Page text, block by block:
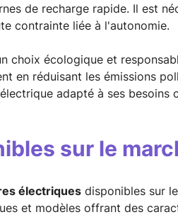
de recharge rapide. Il est
contrainte liée à l'autonomie.
choix écologique et
en réduisant les émissions
adapté à ses besoins
sur le
électriques disponibles sur
et modèles offrant des